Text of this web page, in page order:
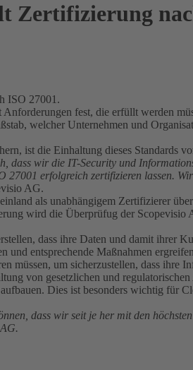
Zertifizierung
ISO 27001.
fest, die erfüllt werden
welcher Unternehmen und
ist die Einhaltung dieses Standards
dass wir die IT-Security und
27001 erfolgreich zertifizieren lassen.
AG.
als unabhängigem Zertifizierer
wird die Überprüfug der Scopevisio
dass ihre Daten und damit ihrer
entsprechende Maßnahmen
um sicherzustellen, dass ihre
von gesetzlichen und
Dies ist besonders wichtig für
dass wir seit je her mit den